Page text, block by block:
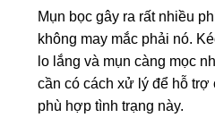
Mụn bọc gây ra rất nhiều
không may mắc phải nó.
lo lắng và mụn càng mọc
cần có cách xử lý để hỗ
phù hợp tình trạng này.